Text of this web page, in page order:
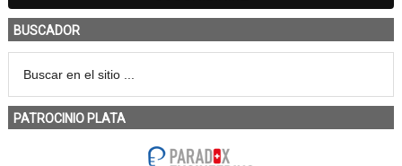
BUSCADOR
PATROCINIO PLATA